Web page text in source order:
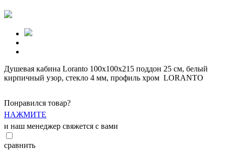
Душевая кабина Loranto 100х100х215 поддон 25 см, белый
кирпичный узор, стекло 4 мм, профиль хром LORANTO
Понравился товар?
НАЖМИТЕ
и наш менеджер свяжется с вами
сравнить